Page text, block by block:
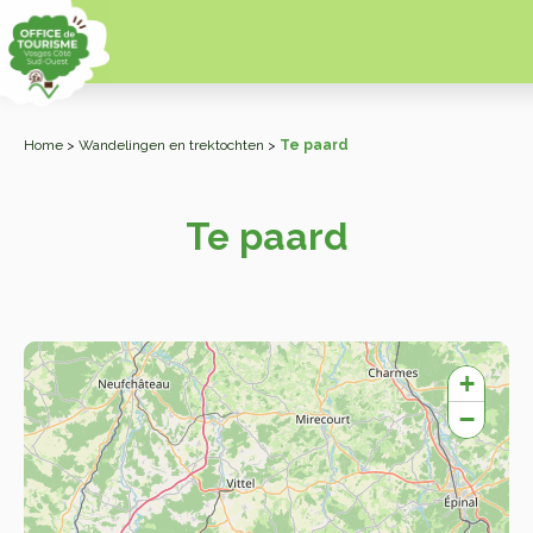
Home > Wandelingen en trektochten > Te paard
Te paard
+
−